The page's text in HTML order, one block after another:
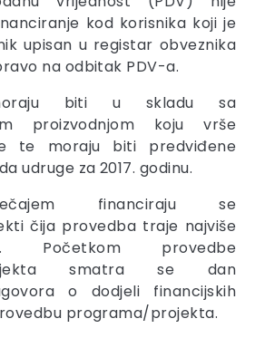
kod korisnika koji je
upisan u registar obveznika
na odbitak PDV-a.
biti u skladu sa
proizvodnjom koju vrše
te moraju biti predviđene
udruge za 2017. godinu.
financiraju se
čija provedba traje najviše
Početkom provedbe
smatra se dan
o dodjeli financijskih
programa/projekta.